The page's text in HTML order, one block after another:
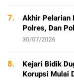
7.
Akhir Pelarian
Polres, Dan
30/07/2026
8.
Kejari Bidik
Korupsi Mulai